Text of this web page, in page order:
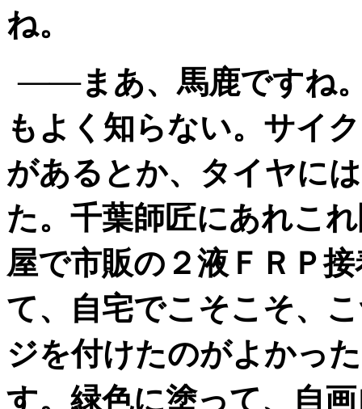
ね。
――まあ、馬鹿ですね
もよく知らない。サイ
があるとか、タイヤに
た。千葉師匠にあれこ
屋で市販の２液ＦＲＰ
て、自宅でこそこそ、
ジを付けたのがよかっ
す。緑色に塗って、自